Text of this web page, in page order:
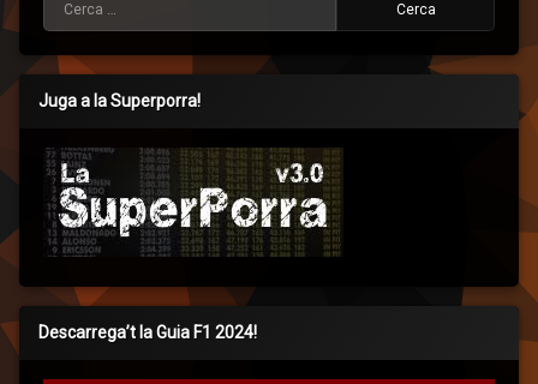
Juga a la Superporra!
Descarrega’t la Guia F1 2024!